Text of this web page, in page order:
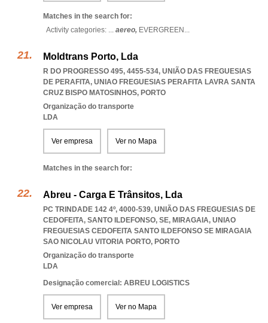
Matches in the search for:
Activity categories: ... aereo, EVERGREEN ...
Moldtrans Porto, Lda
R DO PROGRESSO 495, 4455-534, UNIÃO DAS FREGUESIAS
DE PERAFITA, UNIAO FREGUESIAS PERAFITA LAVRA SANTA
CRUZ BISPO MATOSINHOS, PORTO
Organização do transporte
LDA
Ver empresa Ver no Mapa
Matches in the search for:
Abreu - Carga E Trânsitos, Lda
PC TRINDADE 142 4º, 4000-539, UNIÃO DAS FREGUESIAS DE
CEDOFEITA, SANTO ILDEFONSO, SE, MIRAGAIA, UNIAO
FREGUESIAS CEDOFEITA SANTO ILDEFONSO SE MIRAGAIA
SAO NICOLAU VITORIA PORTO, PORTO
Organização do transporte
LDA
Designação comercial: ABREU LOGISTICS
Ver empresa Ver no Mapa